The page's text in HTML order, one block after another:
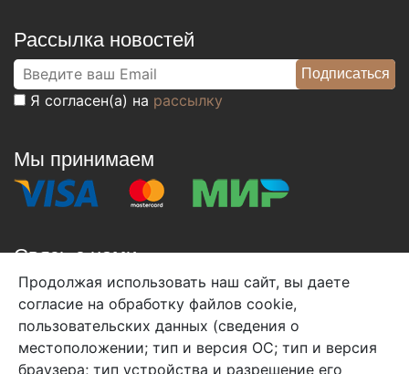
Рассылка новостей
Я согласен(а) на рассылку
Мы принимаем
Связь с нами
+7 (495) 933-38-08
info@arben-textile.ru- оптовые продажи
Продолжая использовать наш сайт, вы даете
согласие на обработку файлов cookie,
пользовательских данных (сведения о
местоположении; тип и версия ОС; тип и версия
браузера; тип устройства и разрешение его